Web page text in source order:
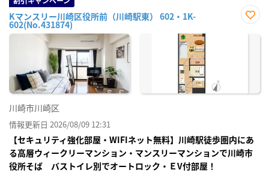
Kマンスリー川崎区役所前（川崎駅東） 602・1K-
602(No.431874)
に入
川崎市川崎区
情報更新日 2026/08/09 12:31
【セキュリティ強化部屋・WIFIネット無料】川崎駅徒歩圏内にあ
る高層ウィークリーマンション・マンスリーマンションで川崎市
役所そば バストイレ別でオートロック・ＥV付部屋！